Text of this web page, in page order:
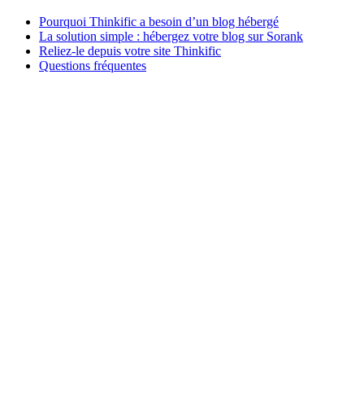
Pourquoi Thinkific a besoin d’un blog hébergé
La solution simple : hébergez votre blog sur Sorank
Reliez-le depuis votre site Thinkific
Questions fréquentes